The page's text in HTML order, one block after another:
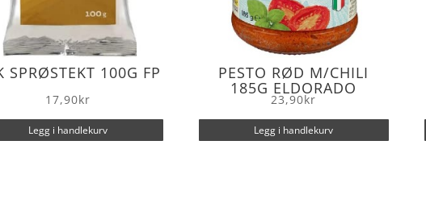
SPRØSTEKT 100G FP
17,90kr
Legg i handlekurv
PESTO RØD M/CHILI
185G ELDORADO
23,90kr
Legg i handlekurv